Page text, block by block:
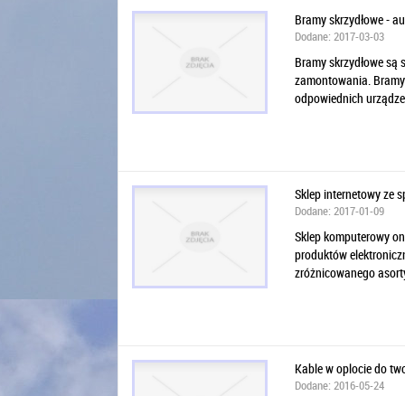
Bramy skrzydłowe -
Dodane: 2017-03-03
Bramy skrzydłowe
zamontowania.
odpowiednich
Sklep internetowy ze
Dodane: 2017-01-09
Sklep komputerowy
produktów
zróżnicowanego
Kable w oplocie do
Dodane: 2016-05-24